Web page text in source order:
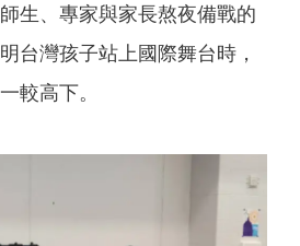
生、專家與家長熬夜備戰的
台灣孩子站上國際舞台時，
較高下。